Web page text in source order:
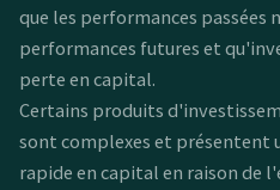
que les performances passées
performances futures et
perte en capital.
Certains produits
sont complexes et présentent
rapide en capital en raison de